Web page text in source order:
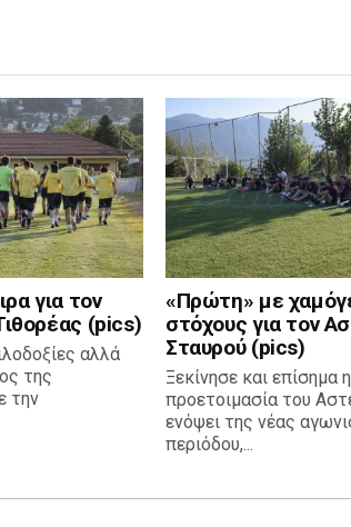
για τον
(pics)
αλλά
της
την
«Πρώτη» με
στόχους για τον
Σταυρού (pics)
Ξεκίνησε και επίσημα
προετοιμασία του
ενόψει της νέας
περιόδου,...